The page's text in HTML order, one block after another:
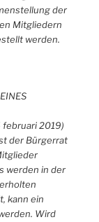
der
Mitgliedern
werden.
februari 2019)
der Bürgerrat
werden in der
kann ein
Wird